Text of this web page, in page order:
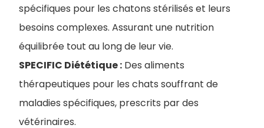
spécifiques pour les chatons stérilisés et leurs
besoins complexes. Assurant une nutrition
équilibrée tout au long de leur vie.
SPECIFIC Diététique : Des aliments
thérapeutiques pour les chats souffrant de
maladies spécifiques, prescrits par des
vétérinaires.